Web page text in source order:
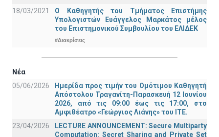
18/03/2021
Ο Καθηγητής του Τμήματος Επιστήμης
Υπολογιστών Ευάγγελος Μαρκάτος μέλος
του Επιστημονικού Συμβουλίου του ΕΛΙΔΕΚ
#Διακρίσεις
Νέα
05/06/2026
Ημερίδα προς τιμήν του Ομότιμου Καθηγητή
Απόστολου Τραγανίτη-Παρασκευή 12 Ιουνίου
2026, από τις 09:00 έως τις 17:00, στο
Αμφιθέατρο «Γεώργιος Λιάνης» του ΙΤΕ.
23/04/2026
LECTURE ANNOUNCEMENT: Secure Multiparty
Computation: Secret Sharing and Private Set